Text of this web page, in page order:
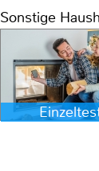
Sonstige